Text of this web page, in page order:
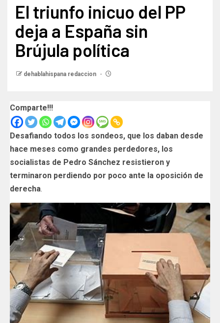
El triunfo inicuo del PP
deja a España sin
Brújula política
dehablahispana redaccion
Comparte!!!
Desafiando todos los sondeos, que los daban desde
hace meses como grandes perdedores, los
socialistas de Pedro Sánchez resistieron y
terminaron perdiendo por poco ante la oposición de
derecha.